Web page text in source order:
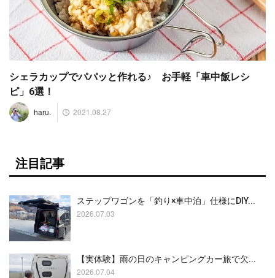
シェラカップでパパッと作れる♪ お手軽「車中飯レシ
ピ」6選！
haru. 2021.08.27
注目記事
ステップワゴンを「釣り×車中泊」仕様にDIY...
2026.07.03
【実体験】雨の日のキャンピングカー旅で欠...
2026.07.04